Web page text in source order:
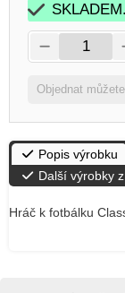
SKLADEM.
Objednat
Popis výrobku
Další výrobky
Hráč k fotbálku